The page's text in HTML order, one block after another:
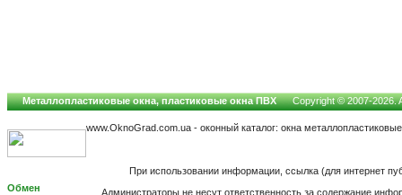
Металлопластиковые окна, пластиковые окна ПВХ Copyright © 2007-2026.
www.OknoGrad.com.ua - оконный каталог: окна
При использовании информации, ссылка (для интернет
Администраторы не несут ответственность за содержание
Обмен